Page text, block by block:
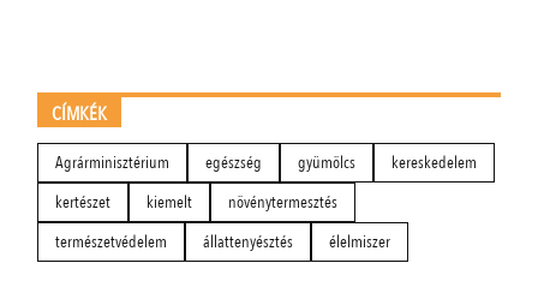
CÍMKÉK
Agrárminisztérium egészség gyümölcs
kereskedelem
kertészet
kiemelt
növénytermesztés
természetvédelem
állattenyésztés élelmiszer